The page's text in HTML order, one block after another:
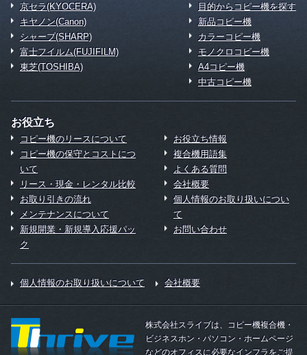
京セラ(KYOCERA)
キヤノン(Canon)
シャープ(SHARP)
富士フイルム(FUJIFILM)
東芝(TOSHIBA)
目的からコピー機を探す
新品コピー機
カラーコピー機
モノクロコピー機
A4コピー機
中古コピー機
お役立ち
コピー機のリースについて
コピー機の保守とコストにつ
いて
リース・現金・レンタル比較
お取り引きの流れ
メンテナンスについて
新規開業・新規導入応援パッ
ク
お役立ち情報
複合機用語集
よくある質問
会社概要
個人情報のお取り扱いについ
て
お問い合わせ
個人情報のお取り扱いについて 会社概要
株式会社スライブは、コピー機複合機・
ビジネスホン・パソコン・ホームページ
などのオフィスに必要なインフラをご提